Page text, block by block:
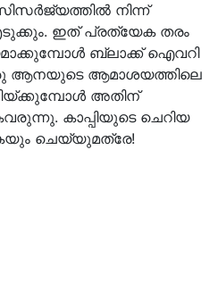
നിന്ന്
എടുക്കും. ഇത് പ്രത്യേക തരം
ബ്ലാക്ക് ഐവറി
ആനയുടെ ആമാശയത്തിലെ
അതിന്
കാപ്പിയുടെ ചെറിയ
ചെയ്യുമത്രേ!